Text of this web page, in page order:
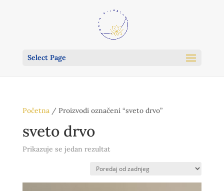
Select Page
Početna/ Proizvodi označeni “sveto drvo”
sveto drvo
Prikazuje se jedan rezultat